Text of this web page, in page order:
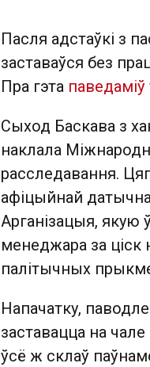
Пасля адстаўкі з
заставаўся без
Пра гэта паведаміў
Сыход Баскава з
наклала
расследавання.
афіцыйнай
Арганізацыя, якую
менеджара за ціск
палітычных
Напачатку,
заставацца на
ўсё ж склаў